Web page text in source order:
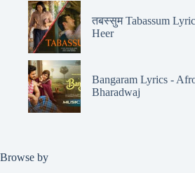
तबस्सुम Tabassum
Heer
Bangaram Lyrics -
Bharadwaj
Browse by